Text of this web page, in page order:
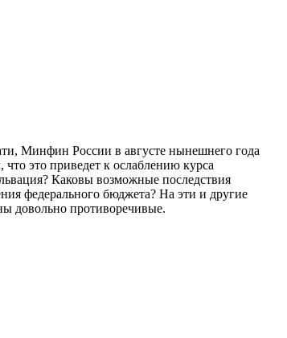
Минфин России в августе нынешнего года
это приведет к ослаблению курса
Каковы возможные последствия
федерального бюджета? На эти и другие
довольно противоречивые.